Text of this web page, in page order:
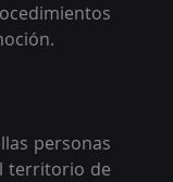
personas
territorio de